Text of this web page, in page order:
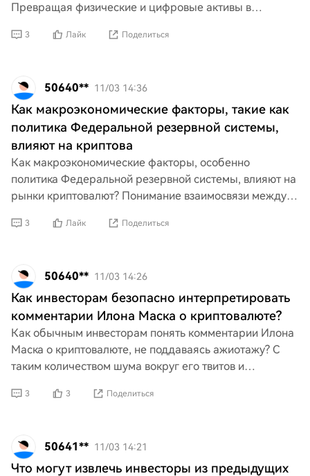
Превращая физические и цифровые активы в
платформе, разве эта инновац
3 Лайк Поделиться
50640** 11/03 14:36
Как макроэкономические факторы, такие как
политика Федеральной резервной системы,
влияют на криптова
Как макроэкономические факторы, особенно
политика Федеральной резервной системы, влияют на
рынки криптовалют? Понимание взаимосвязи между
монетарной по
3 Лайк Поделиться
50640** 11/03 14:26
Как инвесторам безопасно интерпретировать
комментарии Илона Маска о криптовалюте?
Как обычным инвесторам понять комментарии Илона
Маска о криптовалюте, не поддаваясь ажиотажу? С
таким количеством шума вокруг его твитов и
интерпретирова
3 3 Поделиться
50641** 11/03 14:21
Что могут извлечь инвесторы из предыдущих